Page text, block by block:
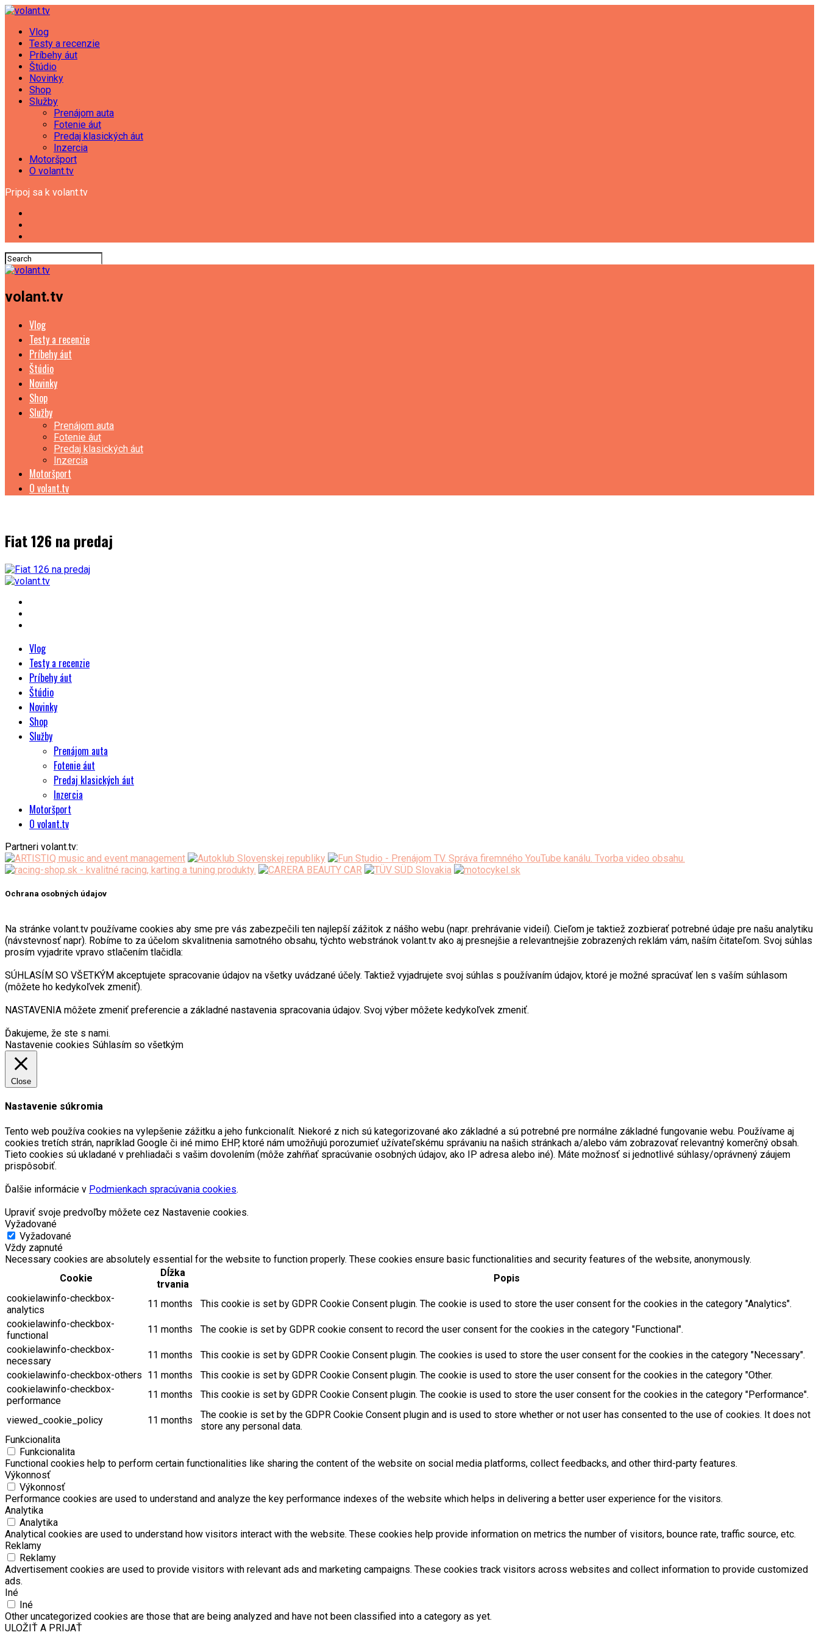
Vlog
Testy a recenzie
Príbehy áut
Štúdio
Novinky
Shop
Služby
Prenájom auta
Fotenie áut
Predaj klasických áut
Inzercia
Motoršport
O volant.tv
Pripoj sa k volant.tv
volant.tv
Vlog
Testy a recenzie
Príbehy áut
Štúdio
Novinky
Shop
Služby
Prenájom auta
Fotenie áut
Predaj klasických áut
Inzercia
Motoršport
O volant.tv
Fiat 126 na predaj
Vlog
Testy a recenzie
Príbehy áut
Štúdio
Novinky
Shop
Služby
Prenájom auta
Fotenie áut
Predaj klasických áut
Inzercia
Motoršport
O volant.tv
Partneri volant.tv:
Ochrana osobných údajov
Na stránke volant.tv používame cookies aby sme pre vás zabezpečili ten najlepší zážitok z nášho webu (napr. prehrávanie videií). Cieľom je taktiež zozbierať potrebné údaje pre našu analytiku
(návstevnosť napr). Robíme to za účelom skvalitnenia samotného obsahu, týchto webstránok volant.tv ako aj presnejšie a relevantnejšie zobrazených reklám vám, naším čitateľom. Svoj súhlas
prosím vyjadrite vpravo stlačením tlačidla:
SÚHLASÍM SO VŠETKÝM akceptujete spracovanie údajov na všetky uvádzané účely. Taktiež vyjadrujete svoj súhlas s používaním údajov, ktoré je možné spracúvať len s vaším súhlasom
(môžete ho kedykoľvek zmeniť).
NASTAVENIA môžete zmeniť preferencie a základné nastavenia spracovania údajov. Svoj výber môžete kedykoľvek zmeniť.
Ďakujeme, že ste s nami.
Nastavenie cookies Súhlasím so všetkým
Close
Nastavenie súkromia
Tento web používa cookies na vylepšenie zážitku a jeho funkcionalít. Niekoré z nich sú kategorizované ako základné a sú potrebné pre normálne základné fungovanie webu. Používame aj
cookies tretích strán, napríklad Google či iné mimo EHP, ktoré nám umožňujú porozumieť užívateľskému správaniu na našich stránkach a/alebo vám zobrazovať relevantný komerčný obsah.
Tieto cookies sú ukladané v prehliadači s vašim dovolením (môže zahŕňať spracúvanie osobných údajov, ako IP adresa alebo iné). Máte možnosť si jednotlivé súhlasy/oprávnený záujem
prispôsobiť.
Ďalšie informácie v Podmienkach spracúvania cookies.
Upraviť svoje predvoľby môžete cez Nastavenie cookies.
Vyžadované
Vyžadované
Vždy zapnuté
Necessary cookies are absolutely essential for the website to function properly. These cookies ensure basic functionalities and security features of the website, anonymously.
Cookie
Dĺžka
trvania
Popis
cookielawinfo-checkbox-
analytics
11 months
This cookie is set by GDPR Cookie Consent plugin. The cookie is used to store the user consent for the cookies in the category "Analytics".
cookielawinfo-checkbox-
functional
11 months
The cookie is set by GDPR cookie consent to record the user consent for the cookies in the category "Functional".
cookielawinfo-checkbox-
necessary
11 months
This cookie is set by GDPR Cookie Consent plugin. The cookies is used to store the user consent for the cookies in the category "Necessary".
cookielawinfo-checkbox-others 11 months
This cookie is set by GDPR Cookie Consent plugin. The cookie is used to store the user consent for the cookies in the category "Other.
cookielawinfo-checkbox-
performance
11 months This cookie is set by GDPR Cookie Consent plugin. The cookie is used to store the user consent for the cookies in the category "Performance".
viewed_cookie_policy 11 months
The cookie is set by the GDPR Cookie Consent plugin and is used to store whether or not user has consented to the use of cookies. It does not
store any personal data.
Funkcionalita
Funkcionalita
Functional cookies help to perform certain functionalities like sharing the content of the website on social media platforms, collect feedbacks, and other third-party features.
Výkonnosť
Výkonnosť
Performance cookies are used to understand and analyze the key performance indexes of the website which helps in delivering a better user experience for the visitors.
Analytika
Analytika
Analytical cookies are used to understand how visitors interact with the website. These cookies help provide information on metrics the number of visitors, bounce rate, traffic source, etc.
Reklamy
Reklamy
Advertisement cookies are used to provide visitors with relevant ads and marketing campaigns. These cookies track visitors across websites and collect information to provide customized
ads.
Iné
Iné
Other uncategorized cookies are those that are being analyzed and have not been classified into a category as yet.
ULOŽIŤ A PRIJAŤ